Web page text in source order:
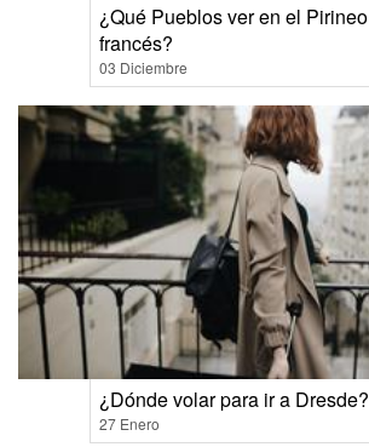
¿Qué Pueblos ver en el Pirineo
francés?
03 Diciembre
¿Dónde volar para ir a Dresde?
27 Enero